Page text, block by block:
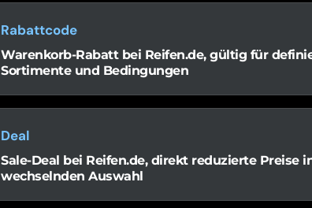
Rabattcode
Warenkorb-Rabatt bei Reifen.de, gültig für
Sortimente und Bedingungen
Deal
Sale-Deal bei Reifen.de, direkt reduzierte Preise
wechselnden Auswahl